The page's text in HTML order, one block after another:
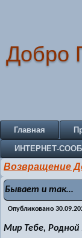
Добро
Главная
ИНТЕРНЕТ-
Возвращение
Бывает и так…
Опубликовано
Мир Тебе,